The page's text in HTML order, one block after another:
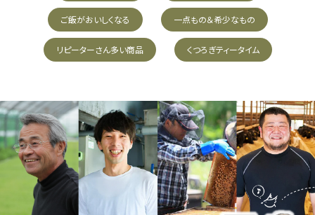
ご飯がおいしくなる 一点もの＆希少なもの
リピーターさん多い商品 くつろぎティータイム